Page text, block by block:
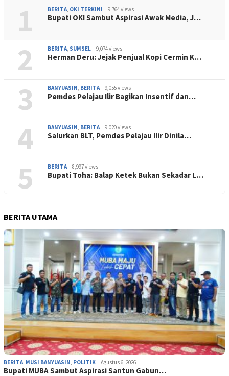
1 BERITA OKI TERKINI 9,764 views
Bupati OKI Sambut Aspirasi Awak Media, J…
2 BERITA SUMSEL 9,074 views
Herman Deru: Jejak Penjual Kopi Cermin K…
3 BANYUASIN BERITA 9,055 views
Pemdes Pelajau Ilir Bagikan Insentif dan…
4 BANYUASIN BERITA 9,020 views
Salurkan BLT, Pemdes Pelajau Ilir Dinila…
5 BERITA 8,997 views
Bupati Toha: Balap Ketek Bukan Sekadar L…
BERITA UTAMA
BERITA MUSI BANYUASIN POLITIK Agustus 6, 2026
Bupati MUBA Sambut Aspirasi Santun Gabun…